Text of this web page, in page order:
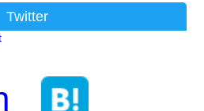
Twitter